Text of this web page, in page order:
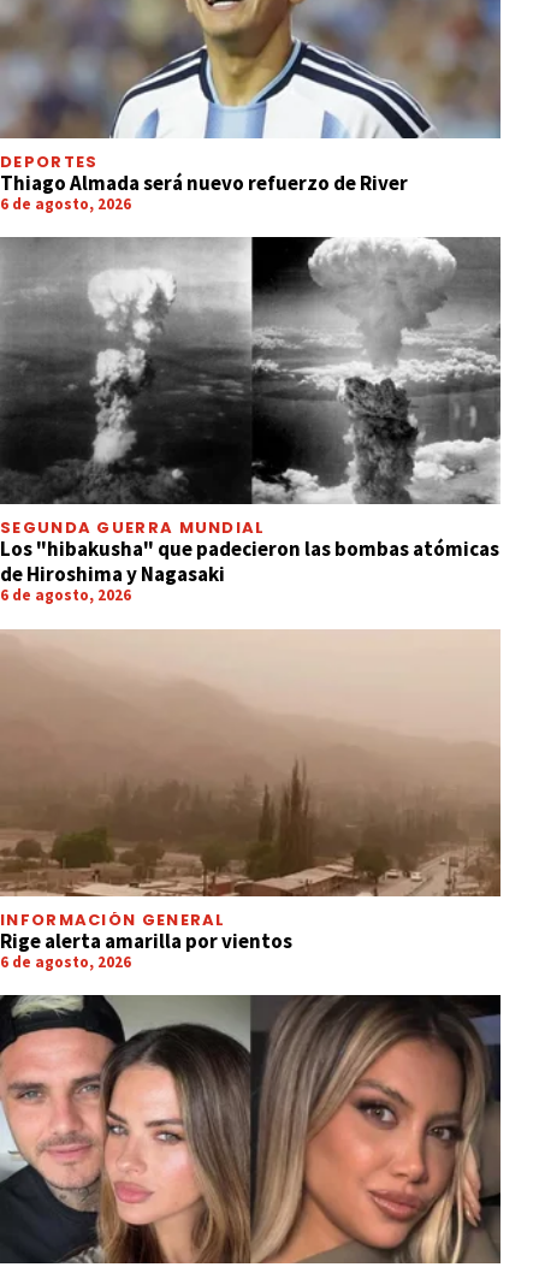
DEPORTES
Thiago Almada será nuevo refuerzo de River
6 de agosto, 2026
SEGUNDA GUERRA MUNDIAL
Los "hibakusha" que padecieron las bombas atómicas
de Hiroshima y Nagasaki
6 de agosto, 2026
INFORMACIÓN GENERAL
Rige alerta amarilla por vientos
6 de agosto, 2026